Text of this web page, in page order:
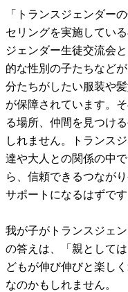
「トランスジェンダー
セリングを実施してい
ジェンダー生徒交流会
的な性別の子たちなど
分たちがしたい服装や
が保障されています。
る場所、仲間を見つけ
しれません。トランス
達や大人との関係の中
ら、信頼できるつなが
サポートになるはずです
我が子がトランスジェ
の答えは、「親として
どもが伸び伸びと楽し
なのかもしれません。